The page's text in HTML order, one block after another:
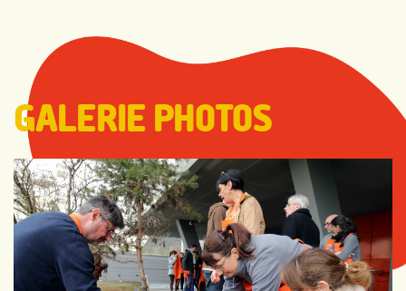
GALERIE PHOTOS